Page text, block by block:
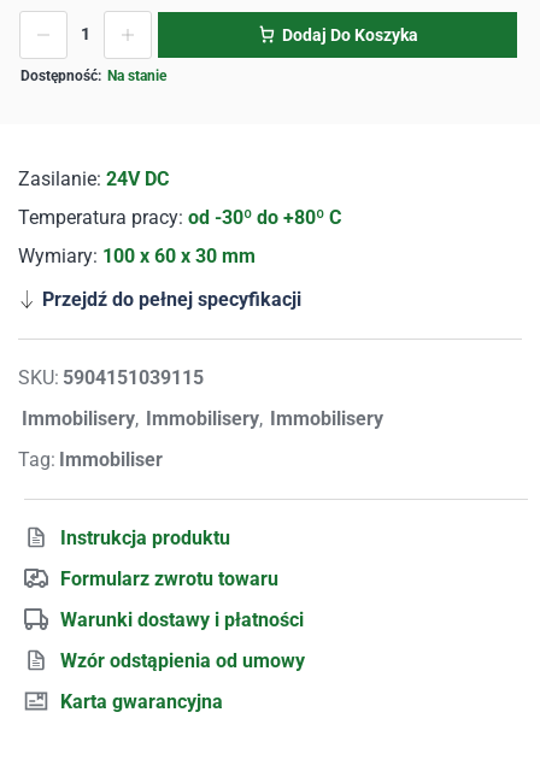
Zasilanie: 24V DC
Temperatura pracy: od -30º do +80º C
Wymiary: 100 x 60 x 30 mm
Przejdź do pełnej specyfikacji
SKU: 5904151039115
Immobilisery, Immobilisery, Immobilisery
Tag: Immobiliser
Instrukcja produktu
Formularz zwrotu towaru
Warunki dostawy i płatności
Wzór odstąpienia od umowy
Karta gwarancyjna
Na stanie
Dodaj Do Koszyka